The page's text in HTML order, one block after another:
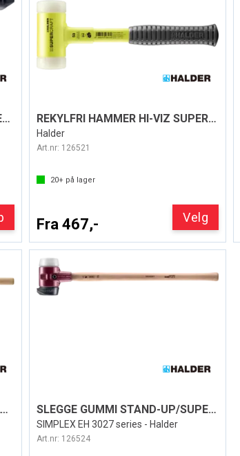
REKYLFRI HAMMER 30X40MM SECURAL PLUS REKYLFRI HAMMER HI-VIZ SUPERCRAFT
Halder
Art.nr: 126521
20+ på lager
Fra 467,- Velg
REKYLFRI SLEGGE Ø 100MM NYLON SUPERCRAFT SLEGGE GUMMI STAND-UP/SUPERPLAST
SIMPLEX EH 3027 series - Halder
Art.nr: 126524